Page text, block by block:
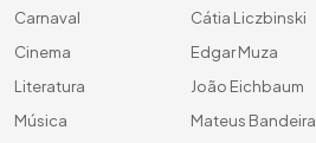
Carnaval
Cinema
Literatura
Música
Cátia Liczbinski
Edgar Muza
João Eichbaum
Mateus Bandeira